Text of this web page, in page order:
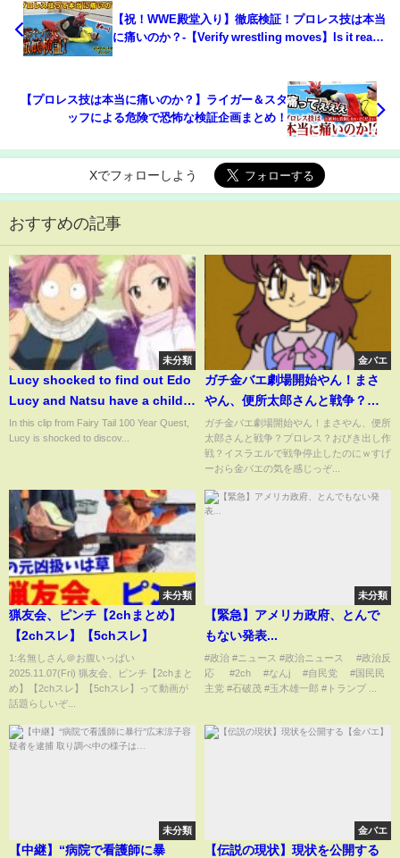
【祝！WWE殿堂入り】徹底検証！プロレス技は本当
に痛いのか？-【Verify wrestling moves】Is it really
【プロレス技は本当に痛いのか？】ライガー＆スタ
ッフによる危険で恐怖な検証企画まとめ！
Xでフォローしよう
おすすめの記事
未分類
Lucy shocked to find out Edo
Lucy and Natsu have a child -
Fairy Tail 100 Year Quest
In this clip from Fairy Tail 100 Year Quest,
Lucy is shocked to discov...
金バエ
ガチ金バエ劇場開始やん！まさ
やん、便所太郎さんと戦争？プ
ロレス？おびき出し作戦？イス
ラエルで戦争停止したのにｗす
げーおら金バエの気を感じっ
くに死んでっからｗｗどちらに
ガチ金バエ劇場開始やん！まさやん、便所
太郎さんと戦争？プロレス？おびき出し作
戦？イスラエルで戦争停止したのにｗすげ
ーおら金バエの気を感じっぞ...
未分類
猟友会、ピンチ【2chまとめ】
【2chスレ】【5chスレ】
1:名無しさん＠お腹いっぱい
2025.11.07(Fri) 猟友会、ピンチ【2chまと
め】【2chスレ】【5chスレ】って動画が
話題らしいぞ...
未分類
【緊急】アメリカ政府、とんで
もない発表...
#政治 #ニュース #政治ニュース #政治反
応 #2ch #なんj #自民党 #国民民
主党 #石破茂 #玉木雄一郎 #トランプ ...
未分類
【中継】“病院で看護師に暴
金バエ
【伝説の現状】現状を公開する